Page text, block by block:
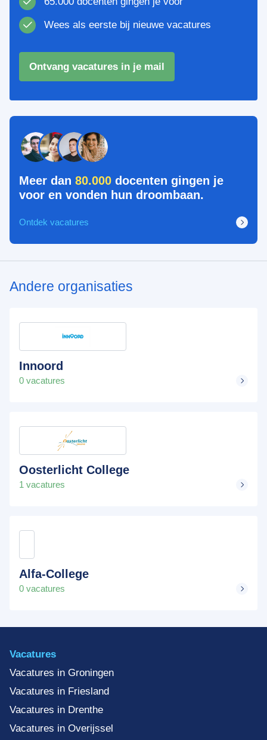
Wees als eerste bij nieuwe vacatures
Ontvang vacatures in je mail
Meer dan 80.000 docenten gingen je
voor en vonden hun droombaan.
Ontdek vacatures
Andere organisaties
Innoord
0 vacatures
Oosterlicht College
1 vacatures
Alfa-College
0 vacatures
Vacatures
Vacatures in Groningen
Vacatures in Friesland
Vacatures in Drenthe
Vacatures in Overijssel